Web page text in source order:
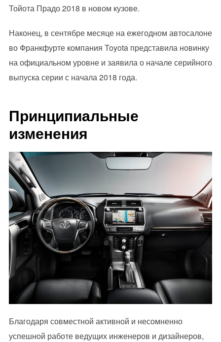
Тойота Прадо 2018 в новом кузове.
Наконец, в сентябре месяце на ежегодном автосалоне
во Франкфурте компания Toyota представила новинку
на официальном уровне и заявила о начале серийного
выпуска серии с начала 2018 года.
Принципиальные
изменения
Благодаря совместной активной и несомненно
успешной работе ведущих инженеров и дизайнеров,